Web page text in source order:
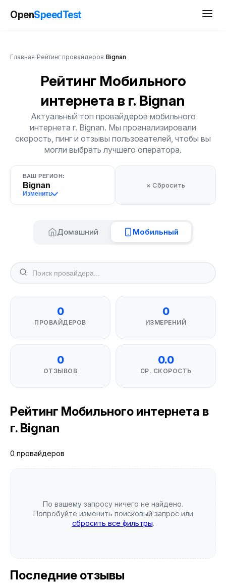
OpenSpeedTest
Главная Рейтинг провайдеров Bignan
Рейтинг Мобильного
интернета в г. Bignan
Актуальный топ провайдеров мобильного
интернета г. Bignan. Мы проанализировали
скорость, пинг и отзывы пользователей, чтобы вы
могли выбрать лучшего оператора.
ВАШ РЕГИОН:
Bignan
Изменить
× Сбросить
Домашний Мобильный
0
ПРОВАЙДЕРОВ
0
ИЗМЕРЕНИЙ
0
ОТЗЫВОВ
0.0
СР. СКОРОСТЬ
Рейтинг Мобильного интернета в
г. Bignan
0 провайдеров
По вашему запросу ничего не найдено.
Попробуйте изменить поисковый запрос или
сбросить все фильтры.
Последние отзывы